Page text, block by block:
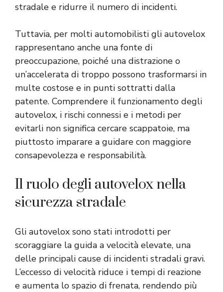
stradale e ridurre il numero di incidenti.
Tuttavia, per molti automobilisti gli autovelox
rappresentano anche una fonte di
preoccupazione, poiché una distrazione o
un’accelerata di troppo possono trasformarsi in
multe costose e in punti sottratti dalla
patente. Comprendere il funzionamento degli
autovelox, i rischi connessi e i metodi per
evitarli non significa cercare scappatoie, ma
piuttosto imparare a guidare con maggiore
consapevolezza e responsabilità.
Il ruolo degli autovelox nella
sicurezza stradale
Gli autovelox sono stati introdotti per
scoraggiare la guida a velocità elevate, una
delle principali cause di incidenti stradali gravi.
L’eccesso di velocità riduce i tempi di reazione
e aumenta lo spazio di frenata, rendendo più